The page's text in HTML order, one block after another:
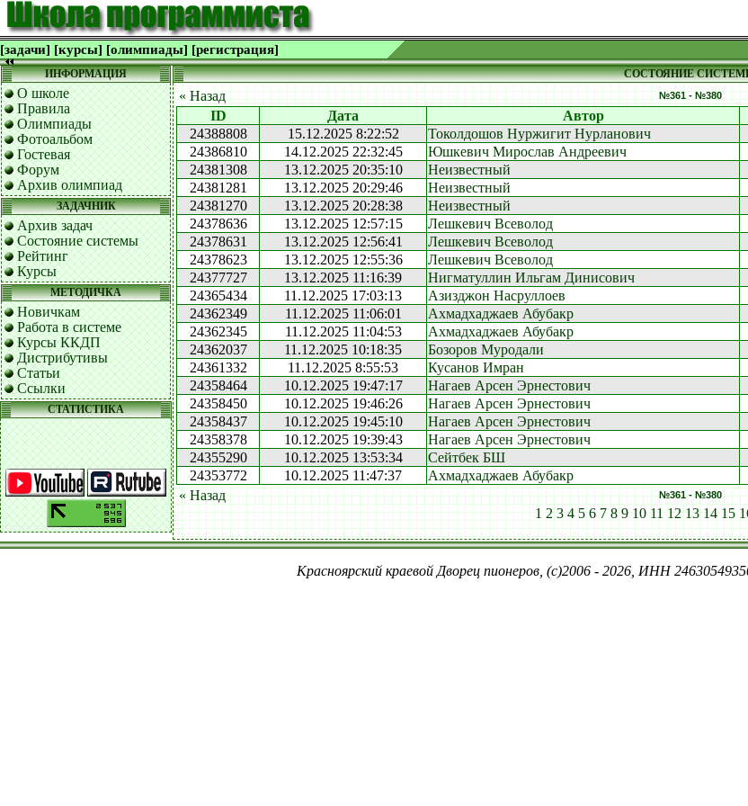
[задачи] [курсы] [олимпиады] [регистрация]
ИНФОРМАЦИЯ
О школе
Правила
Олимпиады
Фотоальбом
Гостевая
Форум
Архив олимпиад
ЗАДАЧНИК
Архив задач
Состояние системы
Рейтинг
Курсы
МЕТОДИЧКА
Новичкам
Работа в системе
Курсы ККДП
Дистрибутивы
Статьи
Ссылки
СТАТИСТИКА
СОСТОЯНИЕ
« Назад №361 - №380
ID
Дата Автор
24388808
15.12.2025 8:22:52 Токолдошов Нуржигит Нурланович
24386810
14.12.2025 22:32:45 Юшкевич Мирослав Андреевич
24381308
13.12.2025 20:35:10 Неизвестный
24381281
13.12.2025 20:29:46 Неизвестный
24381270
13.12.2025 20:28:38 Неизвестный
24378636
13.12.2025 12:57:15 Лешкевич Всеволод
24378631
13.12.2025 12:56:41 Лешкевич Всеволод
24378623
13.12.2025 12:55:36 Лешкевич Всеволод
24377727
13.12.2025 11:16:39 Нигматуллин Ильгам Динисович
24365434
11.12.2025 17:03:13 Азизджон Насруллоев
24362349
11.12.2025 11:06:01 Ахмадхаджаев Абубакр
24362345
11.12.2025 11:04:53 Ахмадхаджаев Абубакр
24362037
11.12.2025 10:18:35 Бозоров Муродали
24361332
11.12.2025 8:55:53 Кусанов Имран
24358464
10.12.2025 19:47:17 Нагаев Арсен Эрнестович
24358450
10.12.2025 19:46:26 Нагаев Арсен Эрнестович
24358437
10.12.2025 19:45:10 Нагаев Арсен Эрнестович
24358378
10.12.2025 19:39:43 Нагаев Арсен Эрнестович
24355290
10.12.2025 13:53:34 Сейтбек БШ
24353772
10.12.2025 11:47:37 Ахмадхаджаев Абубакр
« Назад
№361 - №380
1 2 3 4 5 6 7 8 9 10 11 12 13 14 15
Красноярский краевой Дворец пионеров, (c)2006 - 2026, ИНН